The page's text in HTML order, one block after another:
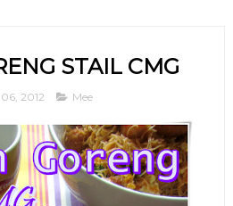
STAIL CMG
2012 Mee